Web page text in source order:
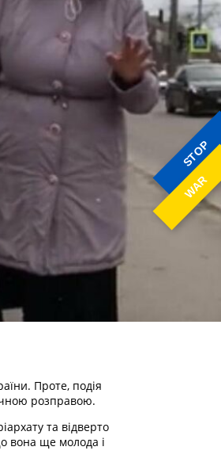
STOP
WAR
Проте, подія
розправою.
та відверто
вона ще молода і